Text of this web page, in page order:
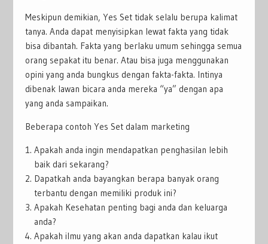
Meskipun demikian, Yes Set tidak selalu berupa kalimat
tanya. Anda dapat menyisipkan lewat fakta yang tidak
bisa dibantah. Fakta yang berlaku umum sehingga semua
orang sepakat itu benar. Atau bisa juga menggunakan
opini yang anda bungkus dengan fakta-fakta. Intinya
dibenak lawan bicara anda mereka “ya” dengan apa
yang anda sampaikan.
Beberapa contoh Yes Set dalam marketing
Apakah anda ingin mendapatkan penghasilan lebih
baik dari sekarang?
Dapatkah anda bayangkan berapa banyak orang
terbantu dengan memiliki produk ini?
Apakah Kesehatan penting bagi anda dan keluarga
anda?
Apakah ilmu yang akan anda dapatkan kalau ikut